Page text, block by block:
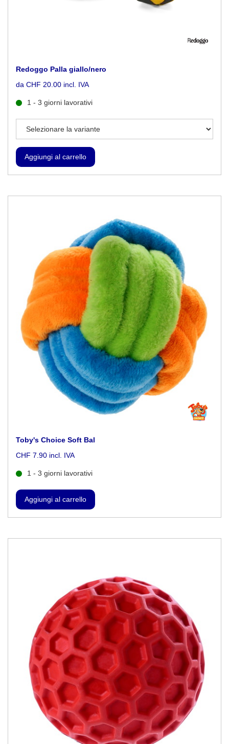
Redoggo Palla giallo/nero
da CHF 20.00 incl. IVA
1 - 3 giorni lavorativi
Toby's Choice Soft Bal
CHF 7.90 incl. IVA
1 - 3 giorni lavorativi